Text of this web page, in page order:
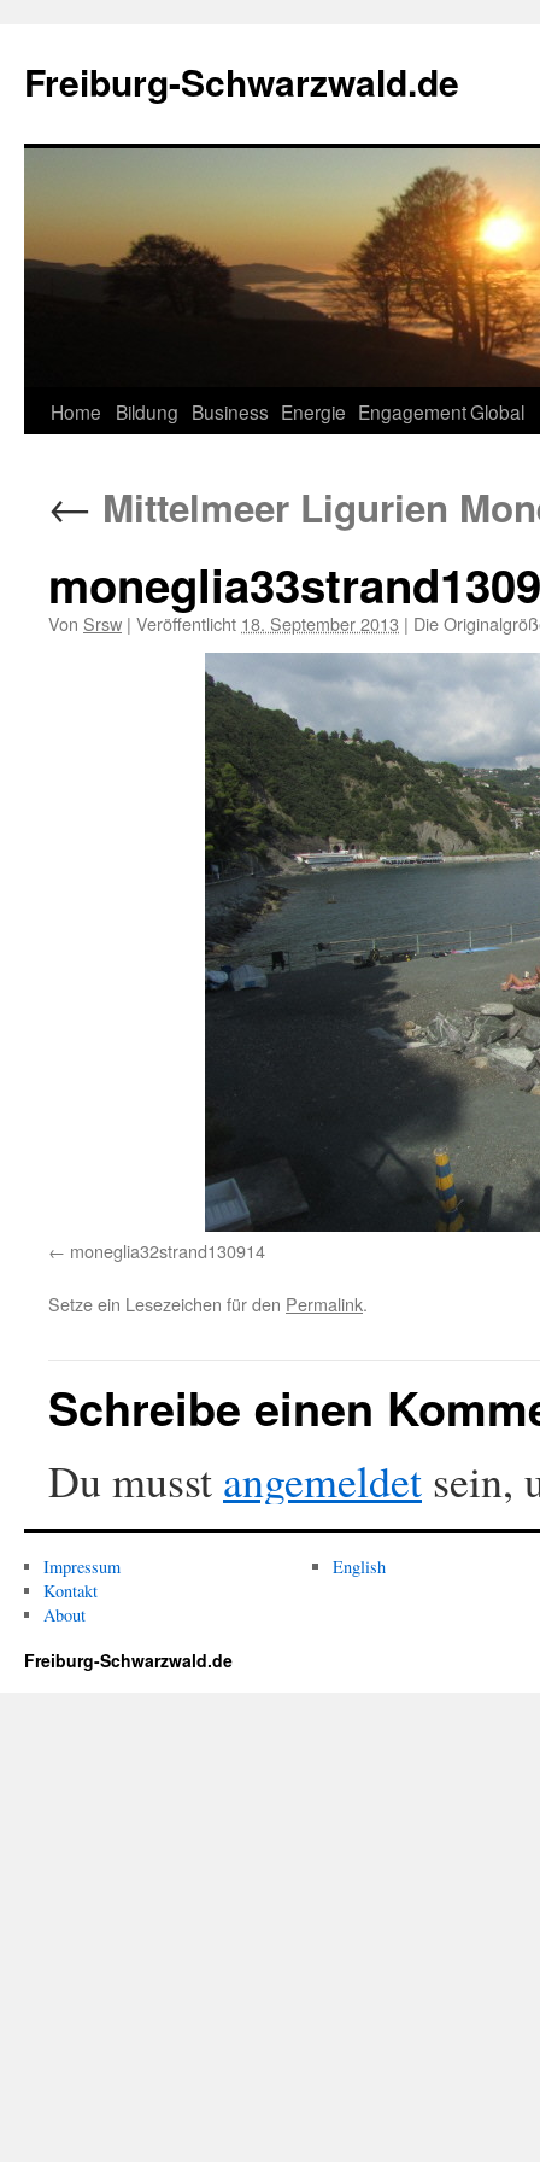
springen
Freiburg-Schwarzwald.de
Home Bildung Business Energie EngagementGlobal
← Mittelmeer Ligurien
Von Srsw | Veröffentlicht 18. September 2013 | Die
moneglia32strand130914
Setze ein Lesezeichen für den Permalink.
Schreibe einen
Du musst angemeldet sein,
Impressum
Kontakt
About
English
Freiburg-Schwarzwald.de